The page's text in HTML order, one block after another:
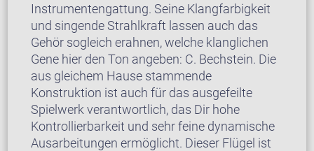
Instrumentengattung. Seine Klangfarbigkeit
und singende Strahlkraft lassen auch das
Gehör sogleich erahnen, welche klanglichen
Gene hier den Ton angeben: C. Bechstein. Die
aus gleichem Hause stammende
Konstruktion ist auch für das ausgefeilte
Spielwerk verantwortlich, das Dir hohe
Kontrollierbarkeit und sehr feine dynamische
Ausarbeitungen ermöglicht. Dieser Flügel ist